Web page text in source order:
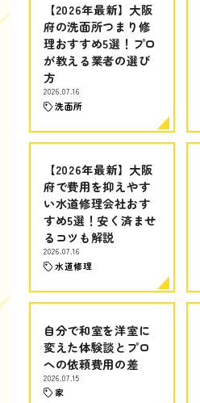
【2026年最新】大阪
府の洗面所つまり修
理おすすめ5選！プロ
が教える業者の選び
方
2026.07.16
洗面所
【2026年最新】大阪
府で費用を抑えやす
い水道修理会社おす
すめ5選！安く済ませ
るコツも解説
2026.07.16
水道修理
自分で和室を洋室に
変えた体験談とプロ
への依頼費用の差
2026.07.15
家